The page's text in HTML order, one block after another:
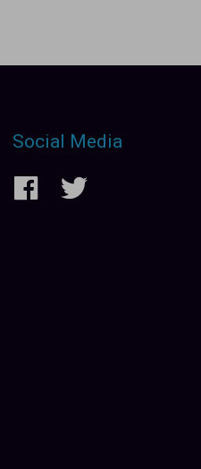
Social Media